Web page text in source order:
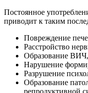
Постоянное
приводит к таким
Повреждение
Расстройство
Образование
Нарушение
Разрушение
Образование